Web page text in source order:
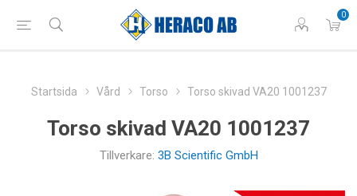
0
Startsida Vård Torso Torso skivad VA20 1001237
Torso skivad VA20 1001237
Tillverkare: 3B Scientific GmbH